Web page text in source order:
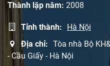
Thành lập năm: 2008
Tỉnh thành:
Hà Nội
Địa chỉ: Tòa nhà Bộ
- Cầu Giấy - Hà Nội